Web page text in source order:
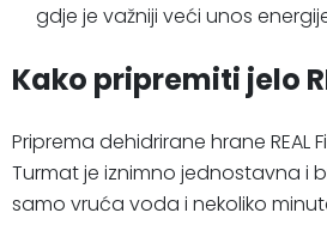
gdje je važniji veći unos
Kako pripremiti jelo
Priprema dehidrirane hrane REAL
Turmat je iznimno jednostavna i
samo vruća voda i nekoliko